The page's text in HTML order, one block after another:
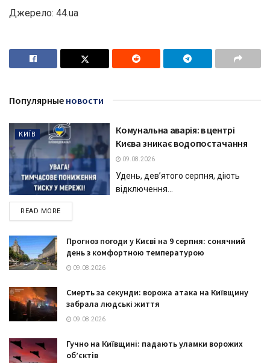
Джерело: 44.ua
Популярные новости
КИЇВ
Комунальна аварія: в центрі
Києва зникає водопостачання
09.08.2026
Удень, дев’ятого серпня, діють
відключення...
READ MOREDETAILS
Прогноз погоди у Києві на 9 серпня: сонячний
день з комфортною температурою
09.08.2026
Смерть за секунди: ворожа атака на Київщину
забрала людські життя
09.08.2026
Гучно на Київщині: падають уламки ворожих
об’єктів